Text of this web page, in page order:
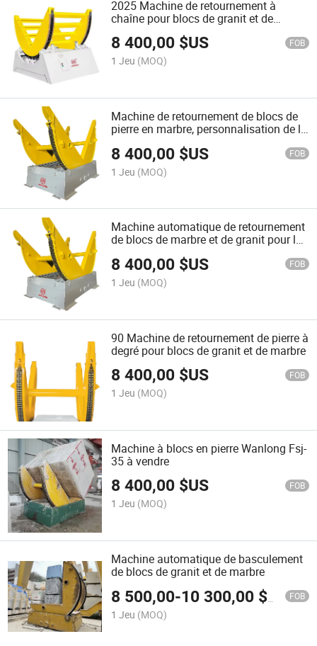
2025 Machine de retournement à
chaîne pour blocs de granit et de
marbre, usine directe, moule à bobine,
retournement, basculement
8 400,00 $US FOB
1 Jeu (MOQ)
Machine de retournement de blocs de
pierre en marbre, personnalisation de la
pierre
8 400,00 $US FOB
1 Jeu (MOQ)
Machine automatique de retournement
de blocs de marbre et de granit pour le
traitement de la pierre
8 400,00 $US FOB
1 Jeu (MOQ)
90 Machine de retournement de pierre à
degré pour blocs de granit et de marbre
8 400,00 $US FOB
1 Jeu (MOQ)
Machine à blocs en pierre Wanlong Fsj-
35 à vendre
8 400,00 $US FOB
1 Jeu (MOQ)
Machine automatique de basculement
de blocs de granit et de marbre
8 500,00-10 300,00 $US FOB
1 Jeu (MOQ)